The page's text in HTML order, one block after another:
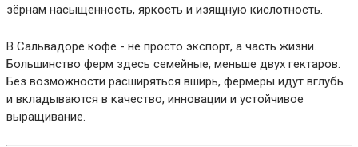
зёрнам насыщенность, яркость и изящную кислотность.
В Сальвадоре кофе - не просто экспорт, а часть жизни.
Большинство ферм здесь семейные, меньше двух гектаров.
Без возможности расширяться вширь, фермеры идут вглубь
и вкладываются в качество, инновации и устойчивое
выращивание.